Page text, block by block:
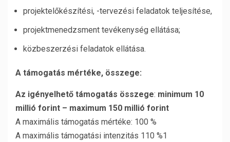
projektelőkészítési, -tervezési feladatok teljesítése,
projektmenedzsment tevékenység ellátása;
közbeszerzési feladatok ellátása.
A támogatás mértéke, összege:
Az igényelhető támogatás összege: minimum 10
millió forint – maximum 150 millió forint
A maximális támogatás mértéke: 100 %
A maximális támogatási intenzitás 110 %1